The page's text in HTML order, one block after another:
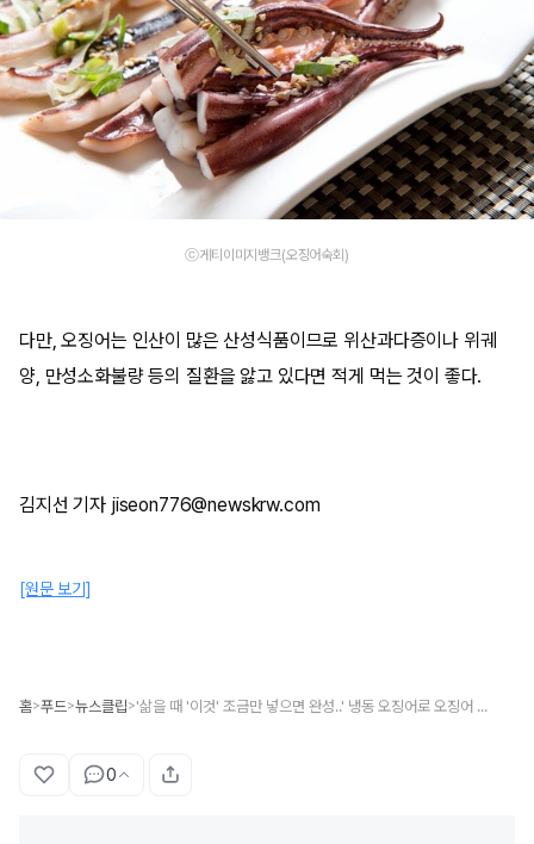
ⓒ게티이미지뱅크(오징어숙회)
다만, 오징어는 인산이 많은 산성식품이므로 위산과다증이나 위궤
양, 만성소화불량 등의 질환을 앓고 있다면 적게 먹는 것이 좋다.
김지선 기자 jiseon776@newskrw.com
[원문 보기]
홈>푸드>뉴스클립> '삶을 때 '이것' 조금만 넣으면 완성..' 냉동 오징어로 오징어 숙회 맛있게 만들 수 있는 '초간단' 방법 (+레시피)
0